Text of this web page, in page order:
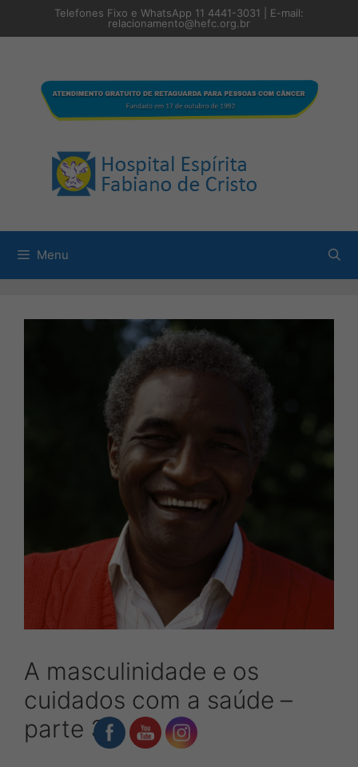
o
Telefones Fixo e WhatsApp 11 4441-3031 | E-mail:
relacionamento@hefc.org.br
Menu
A masculinidade e os
cuidados com a saúde –
parte 3